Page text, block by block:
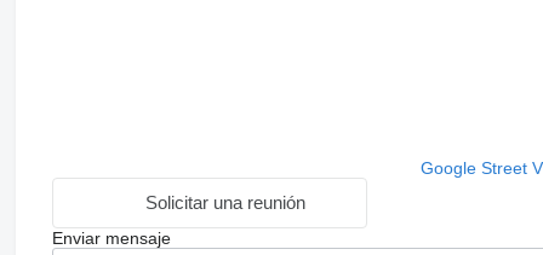
Google Street
Solicitar una reunión
Enviar mensaje